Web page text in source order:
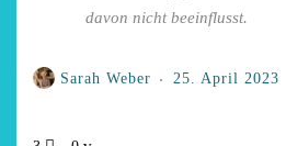
davon nicht beeinflusst.
Sarah Weber 25. April 2023